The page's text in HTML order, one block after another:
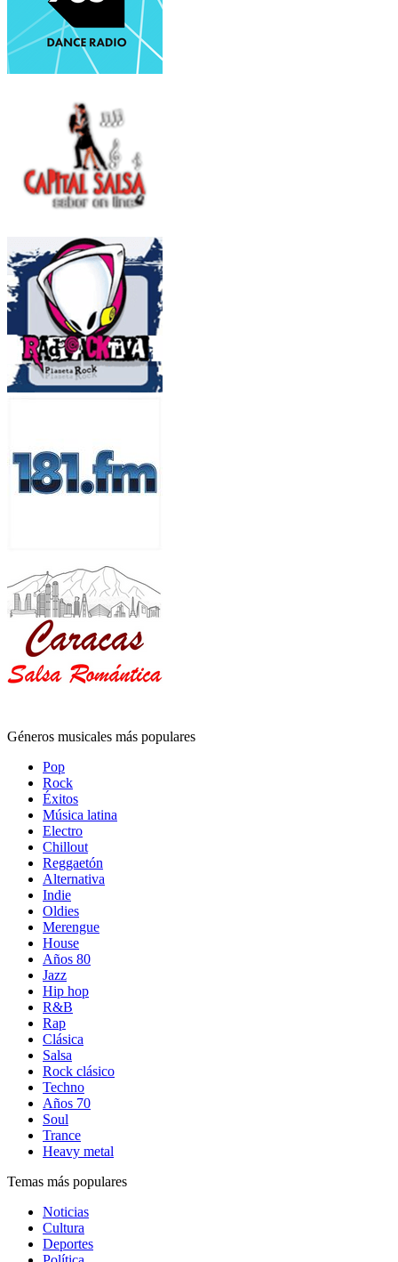
Géneros musicales más populares
Pop
Rock
Éxitos
Música latina
Electro
Chillout
Reggaetón
Alternativa
Indie
Oldies
Merengue
House
Años 80
Jazz
Hip hop
R&B
Rap
Clásica
Salsa
Rock clásico
Techno
Años 70
Soul
Trance
Heavy metal
Temas más populares
Noticias
Cultura
Deportes